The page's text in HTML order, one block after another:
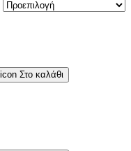
Στο καλάθι